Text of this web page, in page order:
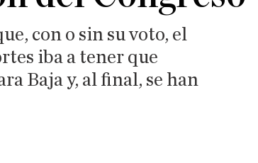
con o sin su voto, el
iba a tener que
Baja y, al final, se han